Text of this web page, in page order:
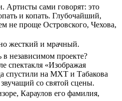
Артисты сами говорят: это
и копать. Глубочайший,
не проще Островского, Чехова,
жесткий и мрачный.
независимом проекте?
спектакля «Изображая
спустили на МХТ и Табакова
со святой сцены.
Караулов его фамилия,